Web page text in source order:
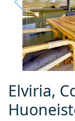
Elviria,